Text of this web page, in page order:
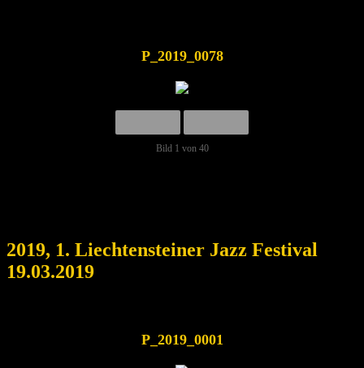
P_2019_0078
Bild 1 von 40
2019, 1. Liechtensteiner Jazz Festival
19.03.2019
P_2019_0001